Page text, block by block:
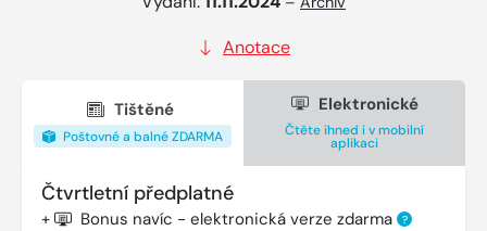
Anotace
Tištěné
Poštovné a balné ZDARMA
Elektronické
Čtěte ihned i v mobilní
aplikaci
Čtvrtletní předplatné
+ Bonus navíc - elektronická verze zdarma ?